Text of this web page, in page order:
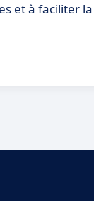
et à faciliter la